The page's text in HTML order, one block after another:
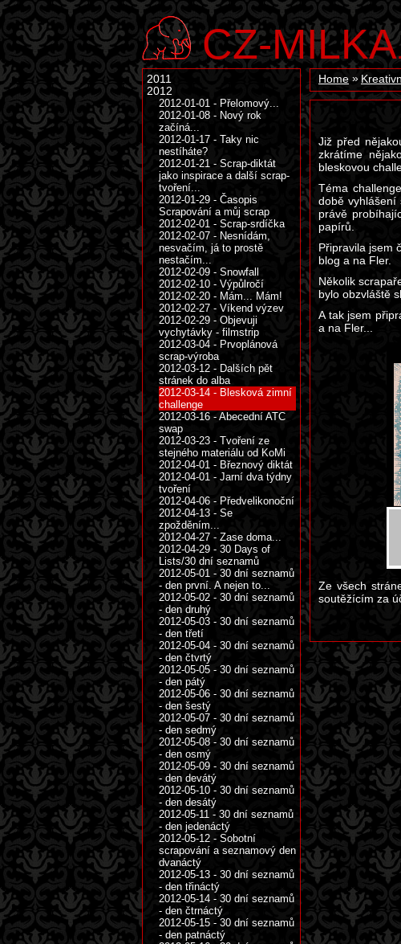
CZ-MILKA
Home
Již před
zkrátíme
bleskovou
Téma
době
právě
papírů.
Připravila jsem
blog a na Fler.
Několik
bylo obzvláště
A tak jsem
a na Fler...
Ze všech
soutěžícím za
2011
2012
2012-01-01 - Přelomový...
2012-01-08 - Nový rok
začíná...
2012-01-17 - Taky nic
nestíháte?
2012-01-21 - Scrap-diktát
jako inspirace a další scrap-
tvoření...
2012-01-29 - Časopis
Scrapování a můj scrap
2012-02-01 - Scrap-srdíčka
2012-02-07 - Nesnídám,
nesvačím, já to prostě
nestačím...
2012-02-09 - Snowfall
2012-02-10 - Výpůlročí
2012-02-20 - Mám... Mám!
2012-02-27 - Víkend výzev
2012-02-29 - Objevuji
vychytávky - filmstrip
2012-03-04 - Prvoplánová
scrap-výroba
2012-03-12 - Dalších pět
stránek do alba
2012-03-14 - Blesková zimní
challenge
2012-03-16 - Abecední ATC
swap
2012-03-23 - Tvoření ze
stejného materiálu od KoMi
2012-04-01 - Březnový diktát
2012-04-01 - Jarní dva týdny
tvoření
2012-04-06 - Předvelikonoční
2012-04-13 - Se
zpožděním...
2012-04-27 - Zase doma...
2012-04-29 - 30 Days of
Lists/30 dní seznamů
2012-05-01 - 30 dní seznamů
- den první. A nejen to...
2012-05-02 - 30 dní seznamů
- den druhý
2012-05-03 - 30 dní seznamů
- den třetí
2012-05-04 - 30 dní seznamů
- den čtvrtý
2012-05-05 - 30 dní seznamů
- den pátý
2012-05-06 - 30 dní seznamů
- den šestý
2012-05-07 - 30 dní seznamů
- den sedmý
2012-05-08 - 30 dní seznamů
- den osmý
2012-05-09 - 30 dní seznamů
- den devátý
2012-05-10 - 30 dní seznamů
- den desátý
2012-05-11 - 30 dní seznamů
- den jedenáctý
2012-05-12 - Sobotní
scrapování a seznamový den
dvanáctý
2012-05-13 - 30 dní seznamů
- den třináctý
2012-05-14 - 30 dní seznamů
- den čtrnáctý
2012-05-15 - 30 dní seznamů
- den patnáctý